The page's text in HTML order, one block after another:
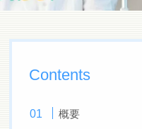
Contents
概要